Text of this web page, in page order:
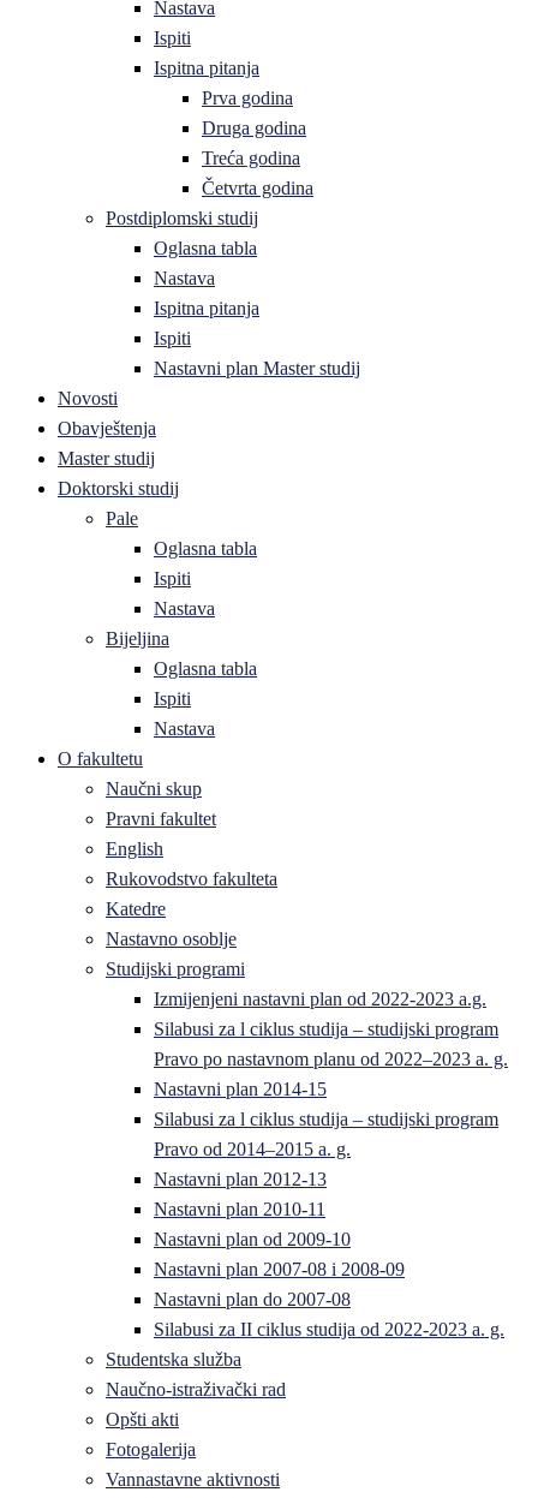
Nastava
Ispiti
Ispitna pitanja
Prva godina
Druga godina
Treća godina
Četvrta godina
Postdiplomski studij
Oglasna tabla
Nastava
Ispitna pitanja
Ispiti
Nastavni plan Master studij
Novosti
Obavještenja
Master studij
Doktorski studij
Pale
Oglasna tabla
Ispiti
Nastava
Bijeljina
Oglasna tabla
Ispiti
Nastava
O fakultetu
Naučni skup
Pravni fakultet
English
Rukovodstvo fakulteta
Katedre
Nastavno osoblje
Studijski programi
Izmijenjeni nastavni plan od 2022-2023 a.g.
Silabusi za l ciklus studija – studijski program
Pravo po nastavnom planu od 2022–2023 a. g.
Nastavni plan 2014-15
Silabusi za l ciklus studija – studijski program
Pravo od 2014–2015 a. g.
Nastavni plan 2012-13
Nastavni plan 2010-11
Nastavni plan od 2009-10
Nastavni plan 2007-08 i 2008-09
Nastavni plan do 2007-08
Silabusi za II ciklus studija od 2022-2023 a. g.
Studentska služba
Naučno-istraživački rad
Opšti akti
Fotogalerija
Vannastavne aktivnosti